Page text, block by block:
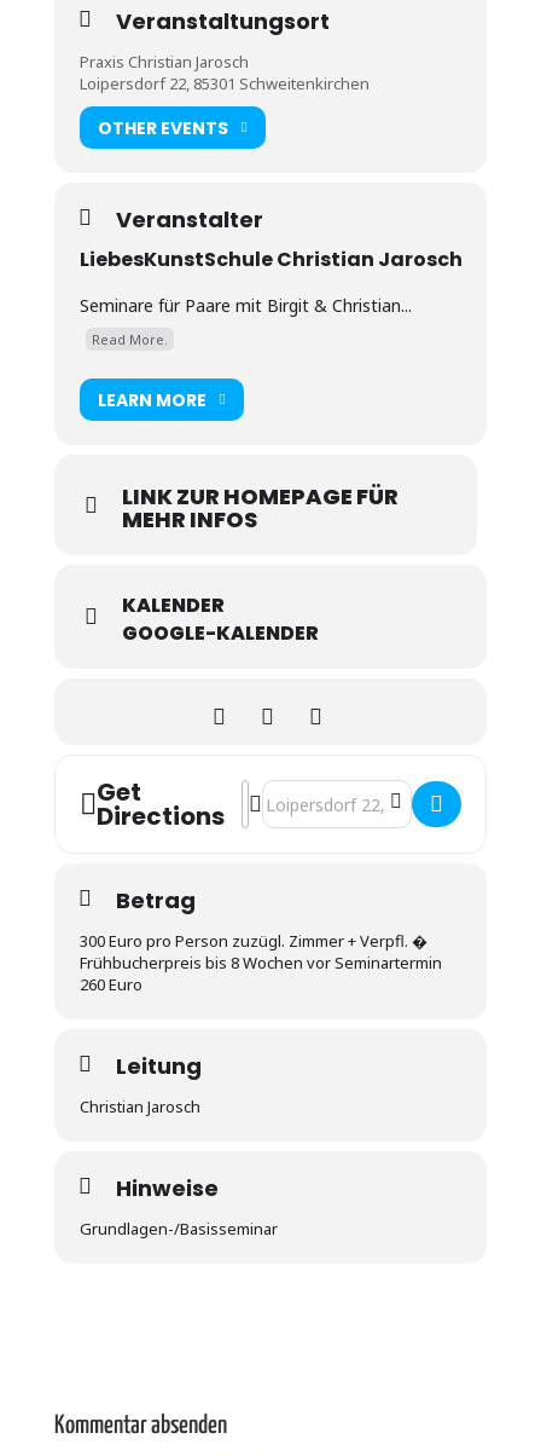
manifestieren können und uns auf eine
wunderbare Reise begeben. Diese Reise wird dich
in deinem Leben, deinem Alltag, in deinen
Beziehungen, gegenüber Frauen und auch in der
Intimität sehr unterstützen und bereichern.
Veranstaltungsort
Praxis Christian Jarosch
Loipersdorf 22, 85301 Schweitenkirchen
OTHER EVENTS
Veranstalter
LiebesKunstSchule Christian Jarosch
Seminare für Paare mit Birgit & Christian...
Read More.
LEARN MORE
LINK ZUR HOMEPAGE FÜR
MEHR INFOS
KALENDER
GOOGLE-KALENDER
Get
Directions
Address - M7 - freiheitlicher Mann in
Destination Address - M7 -
Betrag
300 Euro pro Person zuzügl. Zimmer + Verpfl. �
Frühbucherpreis bis 8 Wochen vor Seminartermin
260 Euro
Leitung
Christian Jarosch
Hinweise
Grundlagen-/Basisseminar
Kommentar absenden